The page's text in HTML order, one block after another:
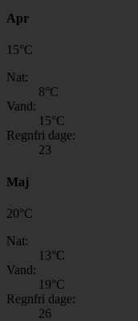
Apr
15°C
Nat:
8°C
Vand:
15°C
Regnfri dage:
23
Maj
20°C
Nat:
13°C
Vand:
19°C
Regnfri dage:
26